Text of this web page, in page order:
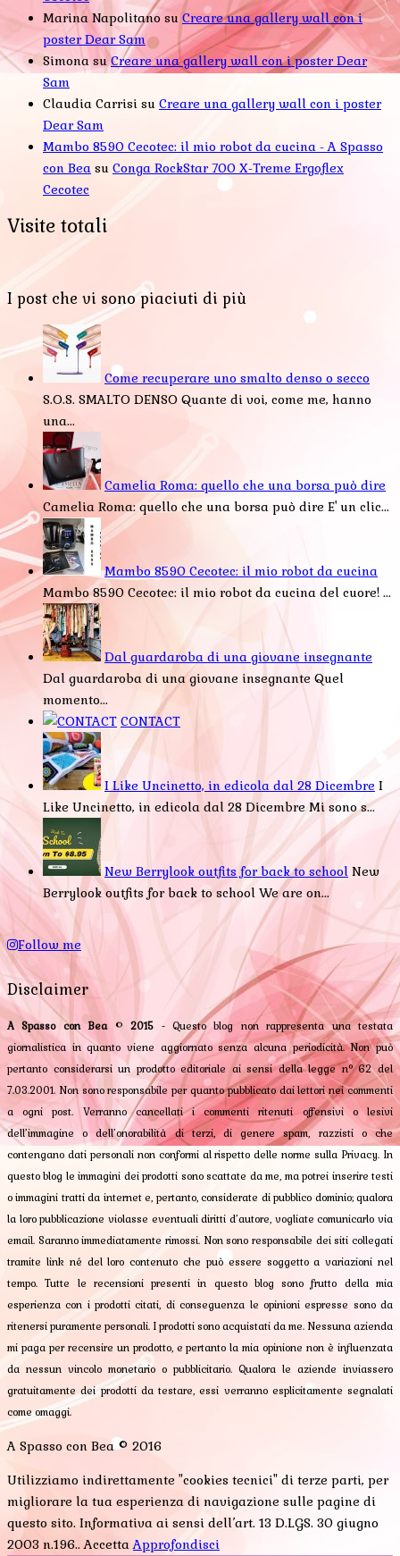
Marina Napolitano su Creare una gallery wall con i
poster Dear Sam
Simona suCreare una gallery wall con i poster Dear
Sam
Claudia Carrisi su Creare una gallery wall con i poster
Dear Sam
Mambo 8590 Cecotec: il mio robot da cucina - A Spasso
con Bea su Conga RockStar 700 X-Treme Ergoflex
Cecotec
Visite totali
I post che vi sono piaciuti di più
Come recuperare uno smalto denso o secco
S.O.S. SMALTO DENSO Quante di voi, come me, hanno
una...
Camelia Roma: quello che una borsa può dire
Camelia Roma: quello che una borsa può dire E' un clic...
Mambo 8590 Cecotec: il mio robot da cucina
Mambo 8590 Cecotec: il mio robot da cucina del cuore! ...
Dal guardaroba di una giovane insegnante
Dal guardaroba di una giovane insegnante Quel
momento...
CONTACT
I Like Uncinetto, in edicola dal 28 Dicembre I
Like Uncinetto, in edicola dal 28 Dicembre Mi sono s...
New Berrylook outfits for back to school New
Berrylook outfits for back to school We are on...
Follow me
Disclaimer
A Spasso con Bea©2015 - Questo blog non rappresenta una testata
giornalistica in quanto viene aggiornato senza alcuna periodicità. Non può
pertanto considerarsi un prodotto editoriale ai sensi della legge n° 62 del
7.03.2001. Non sono responsabile per quanto pubblicato dai lettori nei commenti
a ogni post. Verranno cancellati i commenti ritenuti offensivi o lesivi
dell’immagine o dell’onorabilità di terzi, di genere spam, razzisti o che
contengano dati personali non conformi al rispetto delle norme sulla Privacy. In
questo blog le immagini dei prodotti sono scattate da me, ma potrei inserire testi
o immagini tratti da internet e, pertanto, considerate di pubblico dominio; qualora
la loro pubblicazione violasse eventuali diritti d’autore, vogliate comunicarlo via
email. Saranno immediatamente rimossi. Non sono responsabile dei siti collegati
tramite link né del loro contenuto che può essere soggetto a variazioni nel
tempo. Tutte le recensioni presenti in questo blog sono frutto della mia
esperienza con i prodotti citati, di conseguenza le opinioni espresse sono da
ritenersi puramente personali. I prodotti sono acquistati da me. Nessuna azienda
mi paga per recensire un prodotto, e pertanto la mia opinione non è influenzata
da nessun vincolo monetario o pubblicitario. Qualora le aziende inviassero
gratuitamente dei prodotti da testare, essi verranno esplicitamente segnalati
come omaggi.
A Spasso con Bea © 2016
Utilizziamo indirettamente "cookies tecnici" di terze parti, per
migliorare la tua esperienza di navigazione sulle pagine di
questo sito. Informativa ai sensi dell’art. 13 D.LGS. 30 giugno
2003 n.196..Accetta Approfondisci